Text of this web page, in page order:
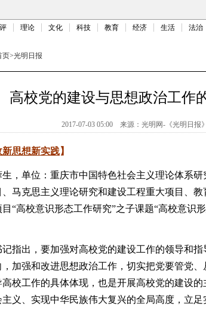
理论 文化 科技 教育 经济 生活 法治
页>光明日报
高校党的建设与思想政治工作
2017-07-03 05:00 来源： 光明网-《光明日报》
新思想新实践】
单位：重庆市中国特色社会主义理论体系研
马克思主义理论研究和建设工程重大项目、
“高校意识形态工作研究”之子课题“高校意识
出，要加强对高校党的建设工作的领导和指
加强和改进思想政治工作，切实把党要管党
校工作的具体体现，也是开展高校党的建设
义、实现中华民族伟大复兴的全局高度，立